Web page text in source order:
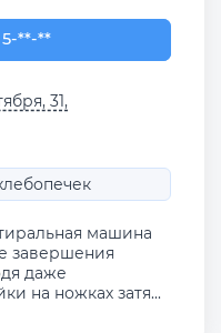
30-62
**-**
31,
машина
завершения
даже
на ножках затя...